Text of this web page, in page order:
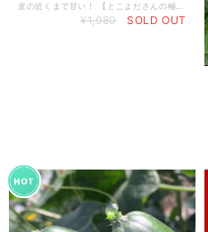
皮の近くまで甘い！ 【とこよださんの極みタカミメロン１玉（3L）】 千葉県銚子市 常世田 真さん（減農薬減化学肥料栽培） 常世田さんのタカミメロンは皮近くまで甘く、糖度17度以上です！ ちょうど良い柔らかさの食感にするためのこだわり栽培をしています。 ※常世田さんはメロンの苗も自分で育てます。 一般的には苗を苗専門会社から購入することがほとんどです。苗を作るには2か月以上必要で、毎日の水撒き調整など、より作業に手間が掛かりますが、自分で育てることでより元気で立派な苗を作ることができます。元気な苗が立派なメロンの源になります。常世田さんは苗からこだわっています。 また、ミツバチを農園に放して受粉を行うことで、ホルモン剤など薬品を使用した受粉方法よりも実が小ぶりになりますが、糖度も高くなり、食べたときの食感も丁度よい柔らかさになるそうです。 一般的な受粉は、‟ジベルリンホルモン剤“を添加する方法が使われています。殆どの農家さんは確実に実が付き、ホルモン剤の薬品効果でサイズが大きくなるという事もありこの方法を利用しています。 ただこの受粉方法だと「実がガサガサとして食感が固くなる」と常世田さんは言います。 季節のおいしいメロン！この機会に是非お召し上がりくださいませ。 ※今月の野菜セットベジバルーンセットへ同梱してのお届けになるため ベジバルーンセット購入者以外はお買い求めできませんのでお気をつけください。
¥1,980 SOLD OUT